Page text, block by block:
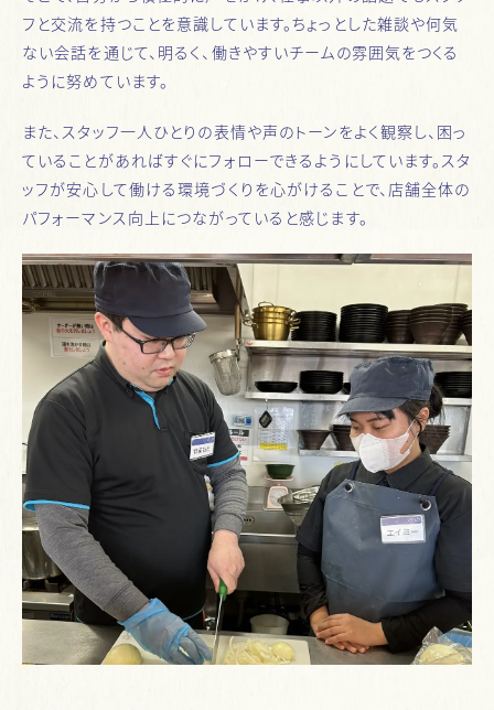
フと交流を持つことを意識しています。ちょっとした雑談や何気
ない会話を通じて、明るく、働きやすいチームの雰囲気をつくる
ように努めています。
また、スタッフ一人ひとりの表情や声のトーンをよく観察し、困っ
ていることがあればすぐにフォローできるようにしています。スタ
ッフが安心して働ける環境づくりを心がけることで、店舗全体の
パフォーマンス向上につながっていると感じます。